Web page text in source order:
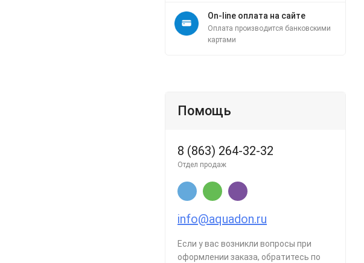
On-line оплата на сайте
Оплата производится банковскими
картами
Помощь
8 (863) 264-32-32
Отдел продаж
info@aquadon.ru
Если у вас возникли вопросы при
оформлении заказа, обратитесь по